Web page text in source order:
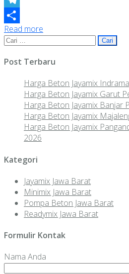
Telegram
Share
Read more
Cari
Post Terbaru
Harga Beton Jayamix
Harga Beton Jayamix Garut
Harga Beton Jayamix Banjar
Harga Beton Jayamix
Harga Beton Jayamix
2026
Kategori
Jayamix Jawa Barat
Minimix Jawa Barat
Pompa Beton Jawa Barat
Readymix Jawa Barat
Formulir Kontak
Nama Anda